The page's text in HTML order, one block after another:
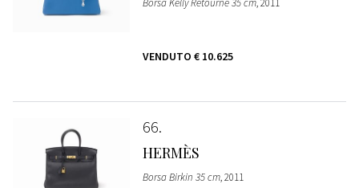
Borsa Kelly Retourne 35 cm, 2011
VENDUTO € 10.625
66
HERMÈS
Borsa Birkin 35 cm, 2011